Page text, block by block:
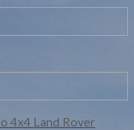
4x4 Land Rover